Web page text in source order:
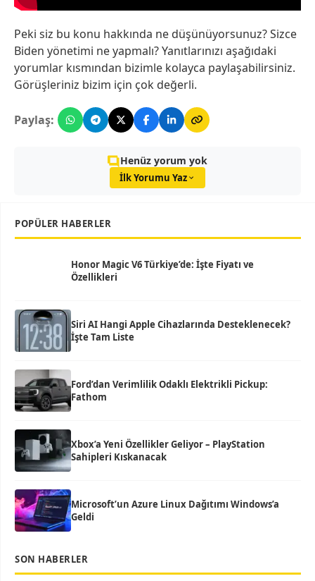
Peki siz bu konu hakkında ne düşünüyorsunuz? Sizce
Biden yönetimi ne yapmalı? Yanıtlarınızı aşağıdaki
yorumlar kısmından bizimle kolayca paylaşabilirsiniz.
Görüşleriniz bizim için çok değerli.
Paylaş:
Henüz yorum yok
İlk Yorumu Yaz
POPÜLER HABERLER
Honor Magic V6 Türkiye’de: İşte Fiyatı ve
Özellikleri
Siri AI Hangi Apple Cihazlarında Desteklenecek?
İşte Tam Liste
Ford’dan Verimlilik Odaklı Elektrikli Pickup:
Fathom
Xbox’a Yeni Özellikler Geliyor – PlayStation
Sahipleri Kıskanacak
Microsoft’un Azure Linux Dağıtımı Windows’a
Geldi
SON HABERLER